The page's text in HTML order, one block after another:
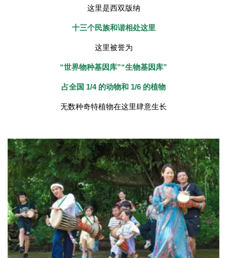
这里是西双版纳
十三个民族和谐相处这里
这里被誉为
“世界物种基因库”“生物基因库”
占全国 1/4 的动物和 1/6 的植物
无数种奇特植物在这里肆意生长